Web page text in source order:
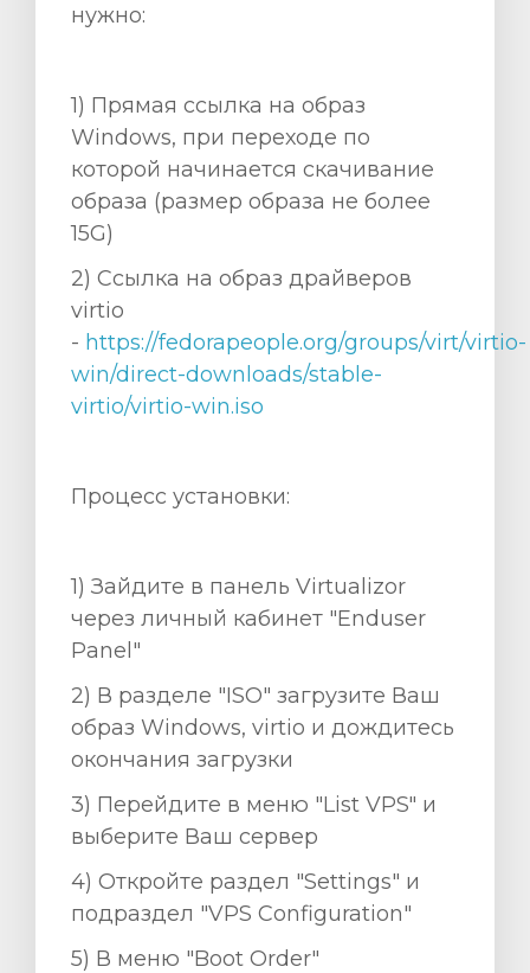
нужно:
1) Прямая ссылка на образ
Windows, при переходе по
которой начинается скачивание
образа (размер образа не более
15G)
2) Ccылка на образ драйверов
virtio
- https://fedorapeople.org/groups/virt/virtio-
win/direct-downloads/stable-
virtio/virtio-win.iso
Процесс установки:
1) Зайдите в панель Virtualizor
через личный кабинет "Enduser
Panel"
2) В разделе "ISO" загрузите Ваш
образ Windows, virtio и дождитесь
окончания загрузки
3) Перейдите в меню "List VPS" и
выберите Ваш сервер
4) Откройте раздел "Settings" и
подраздел "VPS Configuration"
5) В меню "Boot Order"